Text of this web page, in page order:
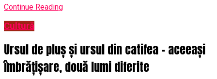
Continue Reading
Cultură
Ursul de pluș și ursul din catifea – aceeași
îmbrățișare, două lumi diferite